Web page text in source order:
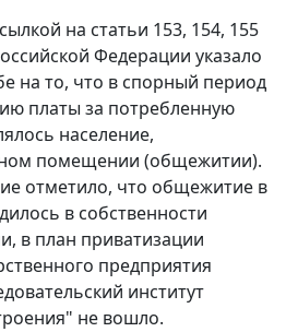
на статьи 153, 154, 155
Федерации указало
на то, что в спорный период
платы за потребленную
население,
помещении (общежитии).
отметило, что общежитие в
в собственности
в план приватизации
предприятия
институт
не вошло.